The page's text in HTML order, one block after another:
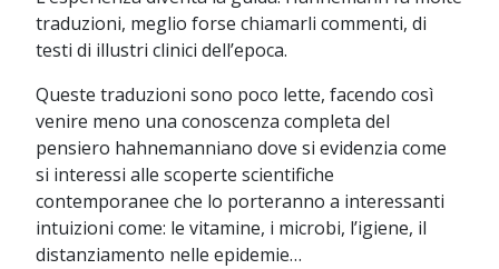
traduzioni, meglio forse chiamarli commenti, di
testi di illustri clinici dell’epoca.
Queste traduzioni sono poco lette, facendo così
venire meno una conoscenza completa del
pensiero hahnemanniano dove si evidenzia come
si interessi alle scoperte scientifiche
contemporanee che lo porteranno a interessanti
intuizioni come: le vitamine, i microbi, l’igiene, il
distanziamento nelle epidemie…